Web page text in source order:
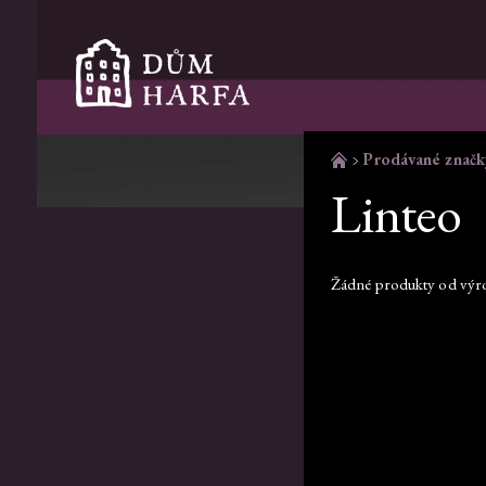
Prodávané
Linteo
Žádné produkty od